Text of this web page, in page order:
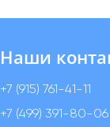
Наши
+7 (915) 761-41-11
+7 (499) 391-80-06